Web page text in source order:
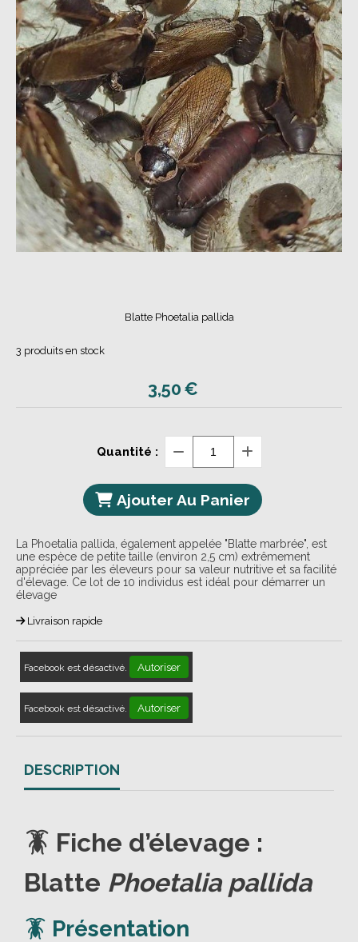
Blatte Phoetalia pallida
3,50€
3 produits en stock
Quantité :
Ajouter Au Panier
La Phoetalia pallida, également appelée "Blatte marbrée", est
une espèce de petite taille (environ 2,5 cm) extrêmement
appréciée par les éleveurs pour sa valeur nutritive et sa facilité
d'élevage. Ce lot de 10 individus est idéal pour démarrer un
élevage
Livraison rapide
Facebook est désactivé. Autoriser
Facebook est désactivé. Autoriser
DESCRIPTION
🪳 Fiche d’élevage :
Blatte Phoetalia pallida
🪳 Présentation